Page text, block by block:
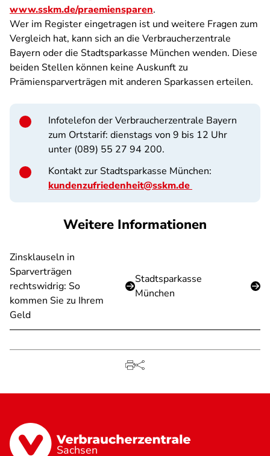
www.sskm.de/praemiensparen.
Wer im Register eingetragen ist und weitere Fragen zum
Vergleich hat, kann sich an die Verbraucherzentrale
Bayern oder die Stadtsparkasse München wenden. Diese
beiden Stellen können keine Auskunft zu
Prämiensparverträgen mit anderen Sparkassen erteilen.
Infotelefon der Verbraucherzentrale Bayern
zum Ortstarif: dienstags von 9 bis 12 Uhr
unter (089) 55 27 94 200.
Kontakt zur Stadtsparkasse München:
kundenzufriedenheit@sskm.de
Weitere Informationen
Zinsklauseln in
Sparverträgen
rechtswidrig: So
kommen Sie zu Ihrem
Geld
Stadtsparkasse
München
Sachsen